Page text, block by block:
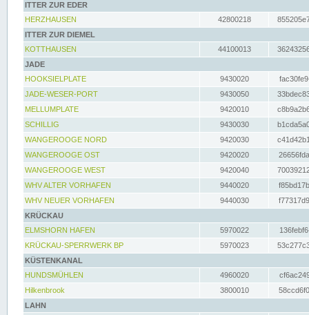
ITTER ZUR EDER
HERZHAUSEN
42800218
ITTER ZUR DIEMEL
KOTTHAUSEN
44100013
JADE
HOOKSIELPLATE
9430020
JADE-WESER-PORT
9430050
MELLUMPLATE
9420010
SCHILLIG
9430030
WANGEROOGE NORD
9420030
WANGEROOGE OST
9420020
WANGEROOGE WEST
9420040
WHV ALTER VORHAFEN
9440020
WHV NEUER VORHAFEN
9440030
KRÜCKAU
ELMSHORN HAFEN
5970022
KRÜCKAU-SPERRWERK BP
5970023
KÜSTENKANAL
HUNDSMÜHLEN
4960020
Hilkenbrook
3800010
LAHN